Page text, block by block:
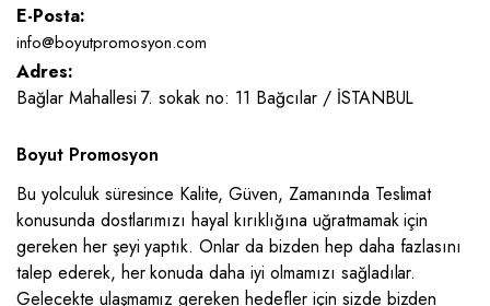
E-Posta:
info@boyutpromosyon.com
Adres:
Bağlar Mahallesi 7. sokak no: 11 Bağcılar / İSTANBUL
Boyut Promosyon
Bu yolculuk süresince Kalite, Güven, Zamanında Teslimat
konusunda dostlarımızı hayal kırıklığına uğratmamak için
gereken her şeyi yaptık. Onlar da bizden hep daha fazlasını
talep ederek, her konuda daha iyi olmamızı sağladılar.
Gelecekte ulaşmamız gereken hedefler için sizde bizden